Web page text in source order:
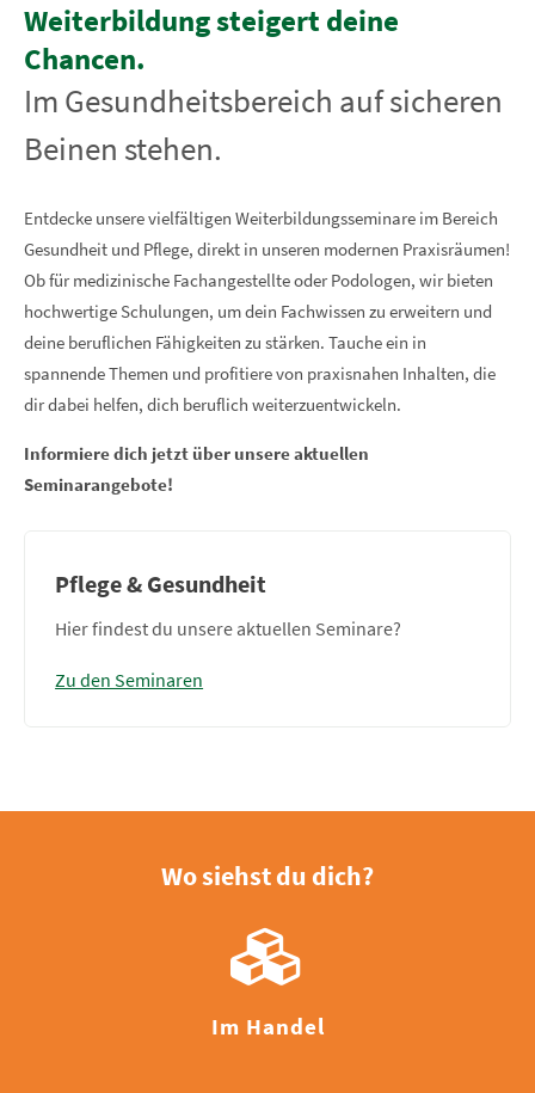
Weiterbildung steigert deine
Chancen.
Im Gesundheitsbereich auf sicheren
Beinen stehen.
Entdecke unsere vielfältigen Weiterbildungsseminare im Bereich
Gesundheit und Pflege, direkt in unseren modernen Praxisräumen!
Ob für medizinische Fachangestellte oder Podologen, wir bieten
hochwertige Schulungen, um dein Fachwissen zu erweitern und
deine beruflichen Fähigkeiten zu stärken. Tauche ein in
spannende Themen und profitiere von praxisnahen Inhalten, die
dir dabei helfen, dich beruflich weiterzuentwickeln.
Informiere dich jetzt über unsere aktuellen
Seminarangebote!
Pflege & Gesundheit
Hier findest du unsere aktuellen Seminare?
Zu den Seminaren
Wo siehst du dich?
Im Handel